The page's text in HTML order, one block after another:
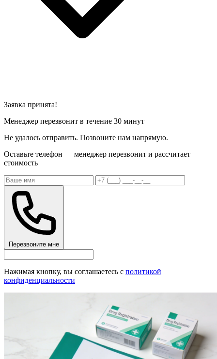
Заявка принята!
Менеджер перезвонит в течение 30 минут
Не удалось отправить. Позвоните нам напрямую.
Оставьте телефон — менеджер перезвонит и рассчитает
стоимость
Перезвоните мне
Нажимая кнопку, вы соглашаетесь с политикой
конфиденциальности